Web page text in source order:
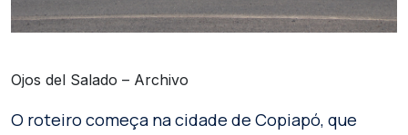
Ojos del Salado – Archivo
O roteiro começa na cidade de Copiapó, que